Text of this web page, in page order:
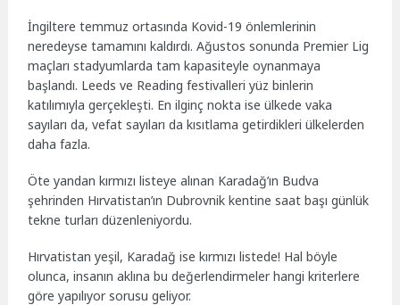
İngiltere temmuz ortasında Kovid-19 önlemlerinin
neredeyse tamamını kaldırdı. Ağustos sonunda Premier Lig
maçları stadyumlarda tam kapasiteyle oynanmaya
başlandı. Leeds ve Reading festivalleri yüz binlerin
katılımıyla gerçekleşti. En ilginç nokta ise ülkede vaka
sayıları da, vefat sayıları da kısıtlama getirdikleri ülkelerden
daha fazla.
Öte yandan kırmızı listeye alınan Karadağ’ın Budva
şehrinden Hırvatistan’ın Dubrovnik kentine saat başı günlük
tekne turları düzenleniyordu.
Hırvatistan yeşil, Karadağ ise kırmızı listede! Hal böyle
olunca, insanın aklına bu değerlendirmeler hangi kriterlere
göre yapılıyor sorusu geliyor.